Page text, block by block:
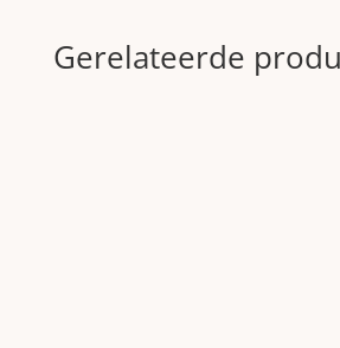
Gerelateerde